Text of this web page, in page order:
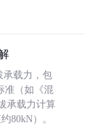
承载力，包
准（如《混
承载力计算
80kN）。